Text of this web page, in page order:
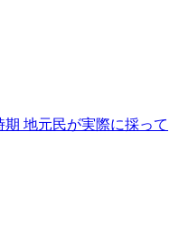
期 地元民が実際に採って